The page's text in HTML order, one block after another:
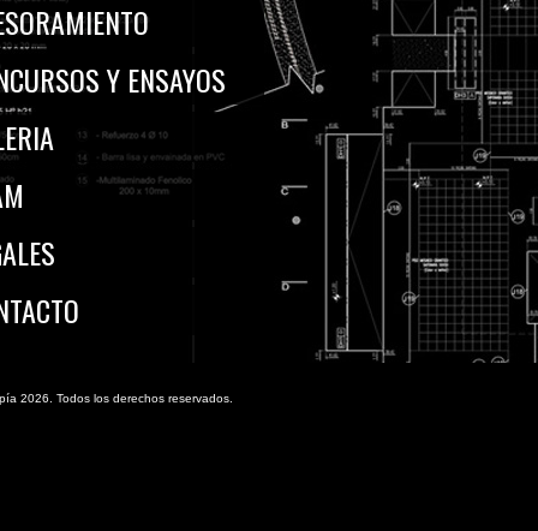
Y ENSAYOS
2026. Todos los derechos reservados.